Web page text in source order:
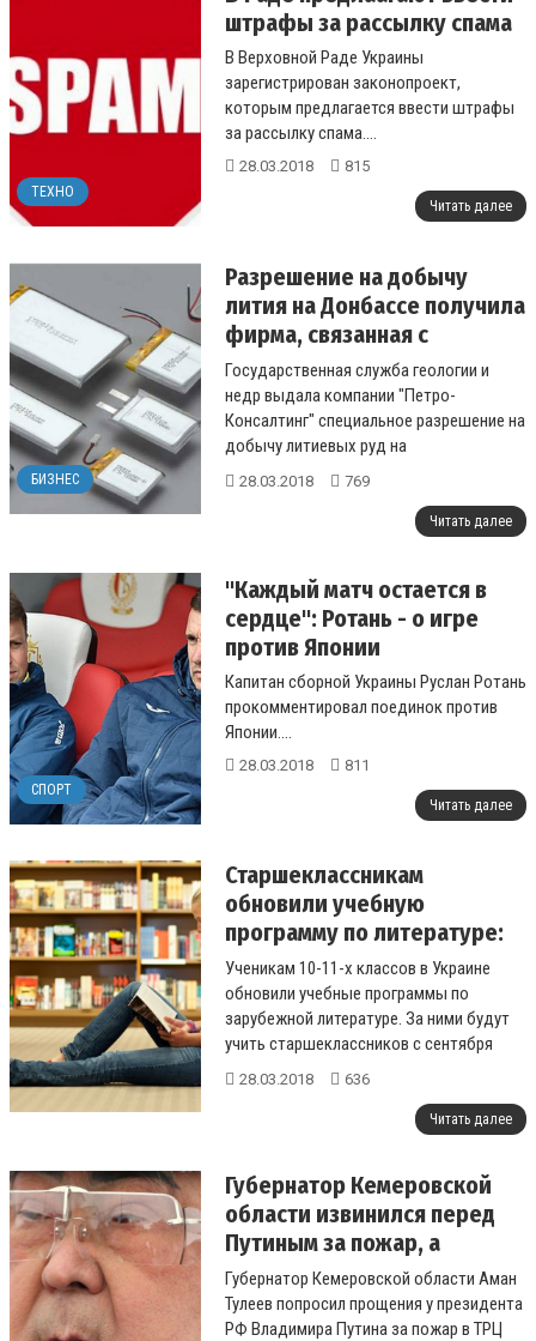
ТЕХНО
штрафы за рассылку спама
В Верховной Раде Украины
зарегистрирован законопроект,
которым предлагается ввести штрафы
за рассылку спама....
28.03.2018 815
Читать далее
БИЗНЕС
Разрешение на добычу
лития на Донбассе получила
фирма, связанная с
окружением Кононенко
Государственная служба геологии и
недр выдала компании "Петро-
Консалтинг" специальное разрешение на
добычу литиевых руд на
Шевченковском месторождении лития,
28.03.2018 769
Читать далее
СПОРТ
"Каждый матч остается в
сердце": Ротань - о игре
против Японии
Капитан сборной Украины Руслан Ротань
прокомментировал поединок против
Японии....
28.03.2018 811
Читать далее
Старшеклассникам
обновили учебную
программу по литературе:
Льва Толстого заменят
Пауло Коэльо
Ученикам 10-11-х классов в Украине
обновили учебные программы по
зарубежной литературе. За ними будут
учить старшеклассников с сентября
этого года....
28.03.2018 636
Читать далее
Губернатор Кемеровской
области извинился перед
Путиным за пожар, а
родственников погибших
назвал "вороньем"
Губернатор Кемеровской области Аман
Тулеев попросил прощения у президента
РФ Владимира Путина за пожар в ТРЦ